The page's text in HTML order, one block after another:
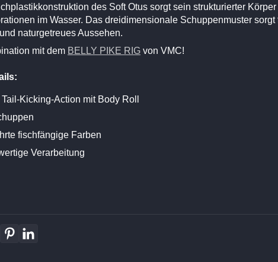
des Soft Otus sorgt sein strukturierter Körper
im Wasser. Das dreidimensionale Schuppenmuster sorgt
naturgetreues Aussehen.
mit dem BELLY PIKE RIG von VMC!
Kicking-Action mit Body Roll
fischfängige Farben
Verarbeitung
TwitterPinterest